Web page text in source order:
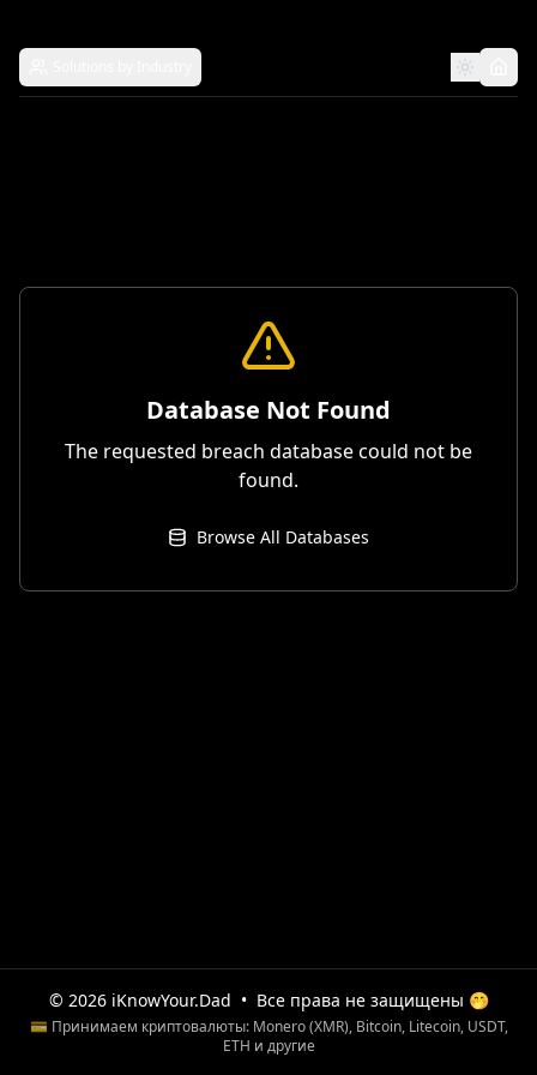
Database Not Found
The requested breach database could not be
found.
Browse All Databases
© 2026 iKnowYour.Dad • Все права не защищены 🤭
💳 Принимаем криптовалюты: Monero (XMR), Bitcoin, Litecoin, USDT,
ETH и другие